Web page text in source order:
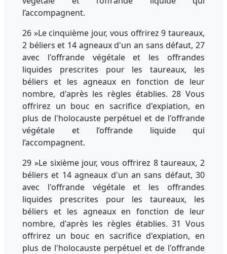
l’accompagnent.
26 »Le cinquième jour, vous offrirez 9 taureaux,
2 béliers et 14 agneaux d'un an sans défaut, 27
avec l'offrande végétale et les offrandes
liquides prescrites pour les taureaux, les
béliers et les agneaux en fonction de leur
nombre, d'après les règles établies. 28 Vous
offrirez un bouc en sacrifice d'expiation, en
plus de l'holocauste perpétuel et de l'offrande
végétale et l’offrande liquide qui
l’accompagnent.
29 »Le sixième jour, vous offrirez 8 taureaux, 2
béliers et 14 agneaux d'un an sans défaut, 30
avec l'offrande végétale et les offrandes
liquides prescrites pour les taureaux, les
béliers et les agneaux en fonction de leur
nombre, d'après les règles établies. 31 Vous
offrirez un bouc en sacrifice d'expiation, en
plus de l'holocauste perpétuel et de l'offrande